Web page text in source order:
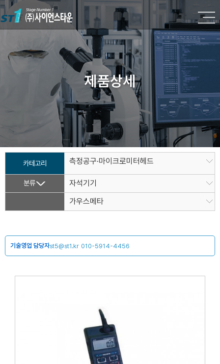
제품상세
카테고리 측정공구·마이크로미터헤드
분류
자석기기
가우스메타
기술영업 담당자st5@st1.kr 010-5914-4456